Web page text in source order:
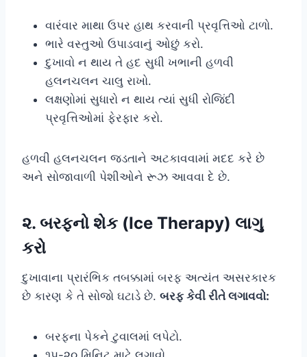
વારંવાર માથા ઉપર હાથ કરવાની પ્રવૃત્તિઓ ટાળો.
ભારે વસ્તુઓ ઉપાડવાનું ઓછું કરો.
દુખાવો ન થાય તે હદ સુધી ખભાની હળવી
હલનચલન ચાલુ રાખો.
લક્ષણોમાં સુધારો ન થાય ત્યાં સુધી રોજિંદી
પ્રવૃત્તિઓમાં ફેરફાર કરો.
હળવી હલનચલન જડતાને અટકાવવામાં મદદ કરે છે
અને સોજાવાળી પેશીઓને રૂઝ આવવા દે છે.
૨. બરફનો શેક (Ice Therapy) લાગુ
કરો
દુખાવાના પ્રારંભિક તબક્કામાં બરફ અત્યંત અસરકારક
છે કારણ કે તે સોજો ઘટાડે છે. બરફ કેવી રીતે લગાવવો:
બરફના પેકને ટુવાલમાં લપેટો.